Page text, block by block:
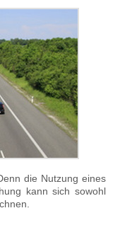
die Nutzung eines
kann sich sowohl